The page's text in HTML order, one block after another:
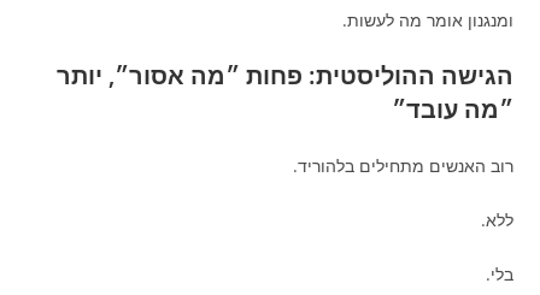
ומנגנון אומר מה לעשות.
הגישה ההוליסטית: פחות ״מה אסור״, יותר
״מה עובד״
רוב האנשים מתחילים בלהוריד.
ללא.
בלי.